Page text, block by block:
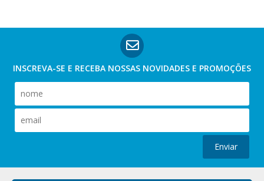
INSCREVA-SE E RECEBA NOSSAS NOVIDADES E PROMOÇÕES
Enviar